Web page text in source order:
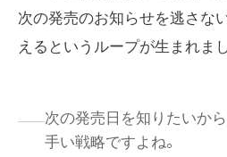
次の発売のお知らせを逃さな
えるというループが生まれまし
次の発売日を知りたいか
手い戦略ですよね。